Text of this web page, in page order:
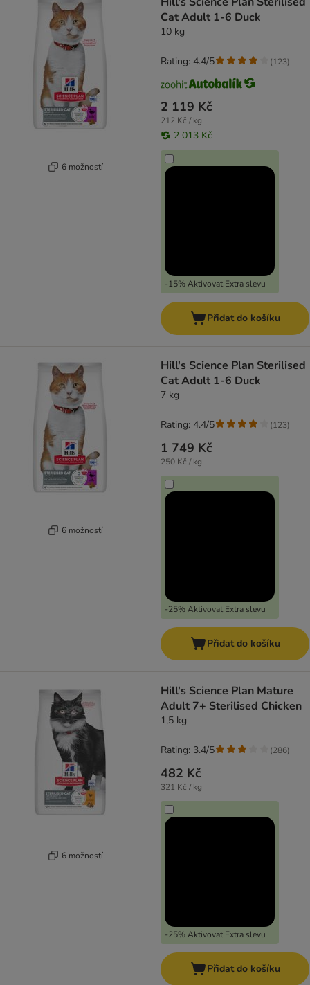
6 možností
Cat Adult 1-6 Duck
10 kg
2 119 Kč
212 Kč / kg
2 013 Kč
-15% Aktivovat Extra slevu
Rating: 4.4/5 (123)
Přidat do košíku
6 možností
Hill's Science Plan Sterilised
Cat Adult 1-6 Duck
7 kg
1 749 Kč
250 Kč / kg
-25% Aktivovat Extra slevu
Rating: 4.4/5 (123)
Přidat do košíku
6 možností
Hill's Science Plan Mature
Adult 7+ Sterilised Chicken
1,5 kg
482 Kč
321 Kč / kg
-25% Aktivovat Extra slevu
Rating: 3.4/5 (286)
Přidat do košíku